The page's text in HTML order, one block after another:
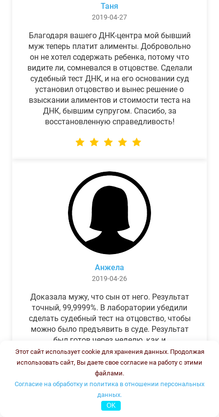
Таня
2019-04-27
Благодаря вашего ДНК-центра мой бывший
муж теперь платит алименты. Добровольно
он не хотел содержать ребенка, потому что
видите ли, сомневался в отцовстве. Сделали
судебный тест ДНК, и на его основании суд
установил отцовство и вынес решение о
взыскании алиментов и стоимости теста на
ДНК, бывшим супругом. Спасибо, за
восстановленную справедливость!
Анжела
2019-04-26
Доказала мужу, что сын от него. Результат
точный, 99,9999%. В лаборатории убедили
сделать судебный тест на отцовство, чтобы
можно было предъявить в суде. Результат
был готов через неделю, как и
обещали.Теперь муж бегает и извиняется.
Этот сайт использует cookie для хранения данных. Продолжая
использовать сайт, Вы даете свое согласие на работу с этими
файлами.
Согласие на обработку и политика в отношении персональных
данных.
OK